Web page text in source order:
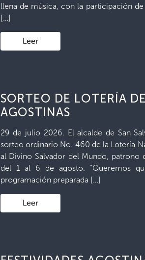
llena de música, con la participación
[…]
Leer
SORTEO DE LOTERÍA
AGOSTINAS
29 de julio 2026. El alcalde de San
sorteo ordinario No. 460 de la Lotería
al Divino Salvador del Mundo, patrono
del 1 al 6 de agosto. “Queremos
programación preparada […]
Leer